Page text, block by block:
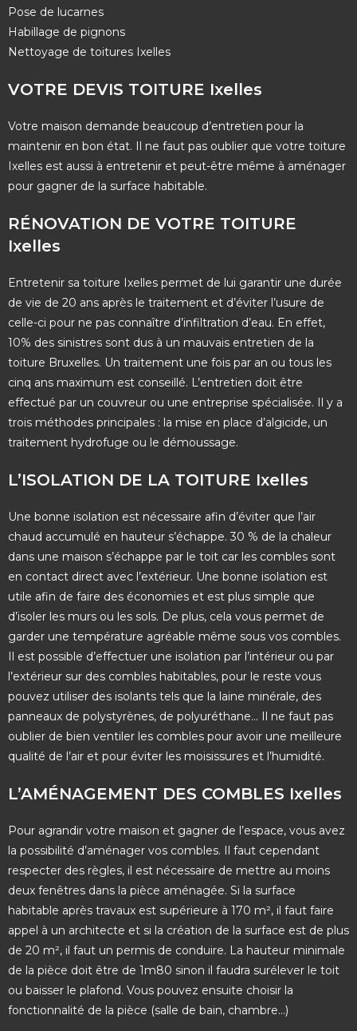
Pose de lucarnes
Habillage de pignons
Nettoyage de toitures Ixelles
VOTRE DEVIS TOITURE Ixelles
Votre maison demande beaucoup d’entretien pour la
maintenir en bon état. Il ne faut pas oublier que votre toiture
Ixelles est aussi à entretenir et peut-être même à aménager
pour gagner de la surface habitable.
RÉNOVATION DE VOTRE TOITURE
Ixelles
Entretenir sa toiture Ixelles permet de lui garantir une durée
de vie de 20 ans après le traitement et d’éviter l’usure de
celle-ci pour ne pas connaître d’infiltration d’eau. En effet,
10% des sinistres sont dus à un mauvais entretien de la
toiture Bruxelles. Un traitement une fois par an ou tous les
cinq ans maximum est conseillé. L’entretien doit être
effectué par un couvreur ou une entreprise spécialisée. Il y a
trois méthodes principales : la mise en place d’algicide, un
traitement hydrofuge ou le démoussage.
L’ISOLATION DE LA TOITURE Ixelles
Une bonne isolation est nécessaire afin d’éviter que l’air
chaud accumulé en hauteur s’échappe. 30 % de la chaleur
dans une maison s’échappe par le toit car les combles sont
en contact direct avec l’extérieur. Une bonne isolation est
utile afin de faire des économies et est plus simple que
d’isoler les murs ou les sols. De plus, cela vous permet de
garder une température agréable même sous vos combles.
Il est possible d’effectuer une isolation par l’intérieur ou par
l’extérieur sur des combles habitables, pour le reste vous
pouvez utiliser des isolants tels que la laine minérale, des
panneaux de polystyrènes, de polyuréthane… Il ne faut pas
oublier de bien ventiler les combles pour avoir une meilleure
qualité de l’air et pour éviter les moisissures et l’humidité.
L’AMÉNAGEMENT DES COMBLES Ixelles
Pour agrandir votre maison et gagner de l’espace, vous avez
la possibilité d’aménager vos combles. Il faut cependant
respecter des règles, il est nécessaire de mettre au moins
deux fenêtres dans la pièce aménagée. Si la surface
habitable après travaux est supérieure à 170 m², il faut faire
appel à un architecte et si la création de la surface est de plus
de 20 m², il faut un permis de conduire. La hauteur minimale
de la pièce doit être de 1m80 sinon il faudra surélever le toit
ou baisser le plafond. Vous pouvez ensuite choisir la
fonctionnalité de la pièce (salle de bain, chambre…)